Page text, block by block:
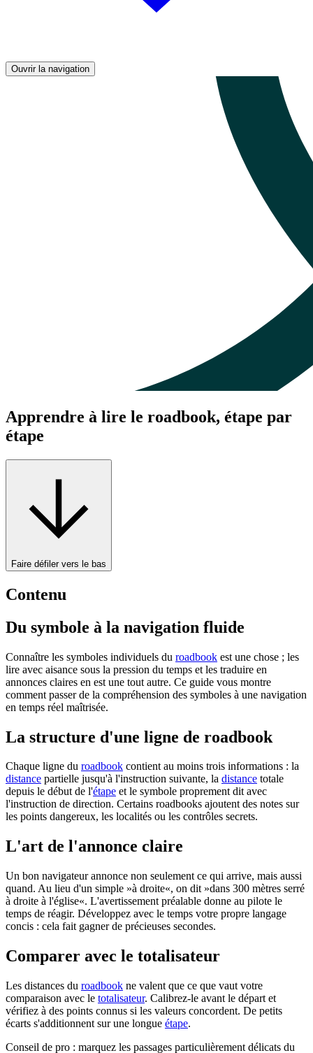
Ouvrir la navigation
Apprendre à lire le roadbook, étape par
étape
Faire défiler vers le bas
Contenu
Du symbole à la navigation fluide
Connaître les symboles individuels du roadbook est une chose ; les
lire avec aisance sous la pression du temps et les traduire en
annonces claires en est une tout autre. Ce guide vous montre
comment passer de la compréhension des symboles à une navigation
en temps réel maîtrisée.
La structure d'une ligne de roadbook
Chaque ligne du roadbook contient au moins trois informations : la
distance partielle jusqu'à l'instruction suivante, la distance totale
depuis le début de l'étape et le symbole proprement dit avec
l'instruction de direction. Certains roadbooks ajoutent des notes sur
les points dangereux, les localités ou les contrôles secrets.
L'art de l'annonce claire
Un bon navigateur annonce non seulement ce qui arrive, mais aussi
quand. Au lieu d'un simple »à droite«, on dit »dans 300 mètres serré
à droite à l'église«. L'avertissement préalable donne au pilote le
temps de réagir. Développez avec le temps votre propre langage
concis : cela fait gagner de précieuses secondes.
Comparer avec le totalisateur
Les distances du roadbook ne valent que ce que vaut votre
comparaison avec le totalisateur. Calibrez-le avant le départ et
vérifiez à des points connus si les valeurs concordent. De petits
écarts s'additionnent sur une longue étape.
Conseil de pro : marquez les passages particulièrement délicats du